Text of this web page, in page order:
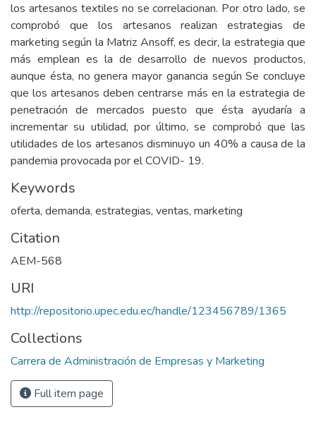
los artesanos textiles no se correlacionan. Por otro lado, se
comprobó que los artesanos realizan estrategias de
marketing según la Matriz Ansoff, es decir, la estrategia que
más emplean es la de desarrollo de nuevos productos,
aunque ésta, no genera mayor ganancia según Se concluye
que los artesanos deben centrarse más en la estrategia de
penetración de mercados puesto que ésta ayudaría a
incrementar su utilidad, por último, se comprobó que las
utilidades de los artesanos disminuyo un 40% a causa de la
pandemia provocada por el COVID- 19.
Keywords
oferta, demanda, estrategias, ventas, marketing
Citation
AEM-568
URI
http://repositorio.upec.edu.ec/handle/123456789/1365
Collections
Carrera de Administración de Empresas y Marketing
Full item page